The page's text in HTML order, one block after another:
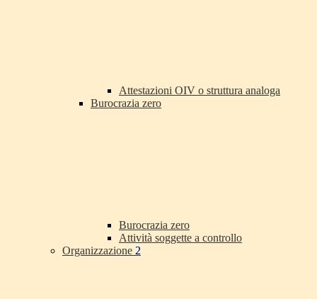
Attestazioni OIV o struttura analoga
Burocrazia zero
Burocrazia zero
Attività soggette a controllo
Organizzazione 2